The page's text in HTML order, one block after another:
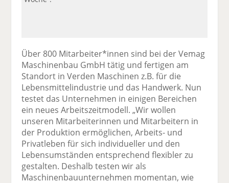
Über 800 Mitarbeiter*innen sind bei der Vemag
Maschinenbau GmbH tätig und fertigen am
Standort in Verden Maschinen z.B. für die
Lebensmittelindustrie und das Handwerk. Nun
testet das Unternehmen in einigen Bereichen
ein neues Arbeitszeitmodell. „Wir wollen
unseren Mitarbeiterinnen und Mitarbeitern in
der Produktion ermöglichen, Arbeits- und
Privatleben für sich individueller und den
Lebensumständen entsprechend flexibler zu
gestalten. Deshalb testen wir als
Maschinenbauunternehmen momentan, wie